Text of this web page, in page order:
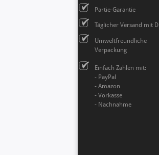
Partie-Garantie
Täglicher Versand mit
Umweltfreundliche
Verpackung
Einfach Zahlen mit:
- PayPal
- Amazon
- Vorkasse
- Nachnahme